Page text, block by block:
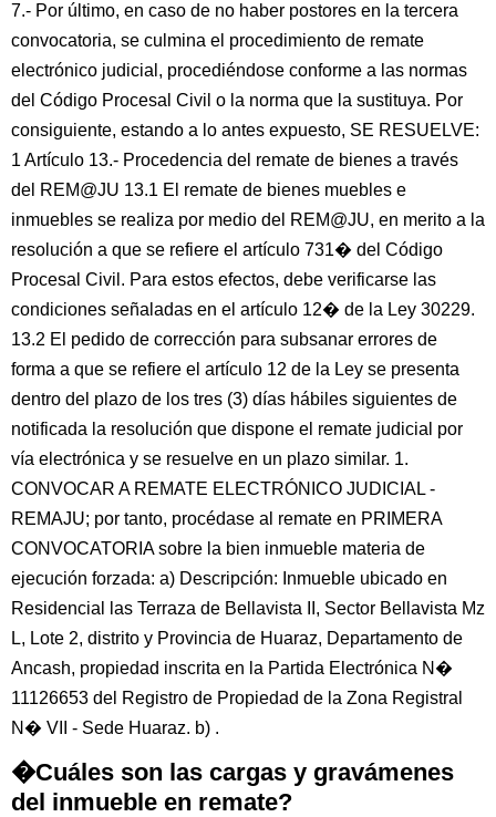
7.- Por último, en caso de no haber postores en la tercera
convocatoria, se culmina el procedimiento de remate
electrónico judicial, procediéndose conforme a las normas
del Código Procesal Civil o la norma que la sustituya. Por
consiguiente, estando a lo antes expuesto, SE RESUELVE:
1 Artículo 13.- Procedencia del remate de bienes a través
del REM@JU 13.1 El remate de bienes muebles e
inmuebles se realiza por medio del REM@JU, en merito a la
resolución a que se refiere el artículo 731� del Código
Procesal Civil. Para estos efectos, debe verificarse las
condiciones señaladas en el artículo 12� de la Ley 30229.
13.2 El pedido de corrección para subsanar errores de
forma a que se refiere el artículo 12 de la Ley se presenta
dentro del plazo de los tres (3) días hábiles siguientes de
notificada la resolución que dispone el remate judicial por
vía electrónica y se resuelve en un plazo similar. 1.
CONVOCAR A REMATE ELECTRÓNICO JUDICIAL -
REMAJU; por tanto, procédase al remate en PRIMERA
CONVOCATORIA sobre la bien inmueble materia de
ejecución forzada: a) Descripción: Inmueble ubicado en
Residencial las Terraza de Bellavista II, Sector Bellavista Mz
L, Lote 2, distrito y Provincia de Huaraz, Departamento de
Ancash, propiedad inscrita en la Partida Electrónica N�
11126653 del Registro de Propiedad de la Zona Registral
N� VII - Sede Huaraz. b) .
�Cuáles son las cargas y gravámenes
del inmueble en remate?